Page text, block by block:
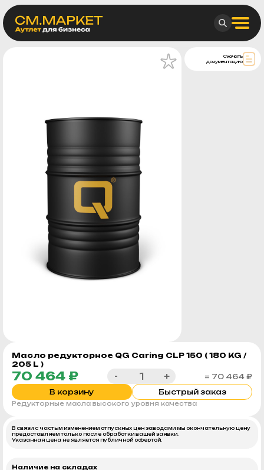
Масло редукторное QG Caring CLP 150 ( 180 KG /
205 L )
70 464 ₽ - +
= 70 464 ₽
В корзину
Быстрый заказ
Редукторные масла высокого уровня качества
Скачать
документацию
В связи с частым изменением отпускных цен заводами мы окончательную цену
предоставляем только после обработки вашей заявки.
Указанная цена не является публичной офертой.
Наличие на складах